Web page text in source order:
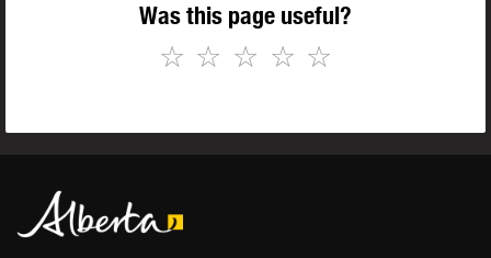
Was this page useful?
☆
☆
☆
☆
☆